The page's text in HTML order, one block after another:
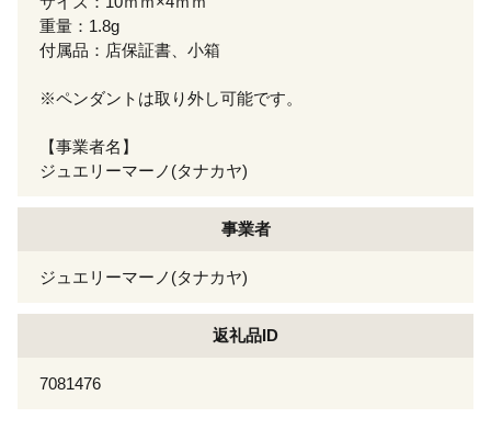
重量：1.8g
付属品：店保証書、小箱
※ペンダントは取り外し可能です。
【事業者名】
ジュエリーマーノ(タナカヤ)
事業者
ジュエリーマーノ(タナカヤ)
返礼品ID
7081476